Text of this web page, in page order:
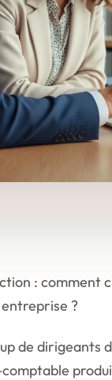
: comment
?
de dirigeants